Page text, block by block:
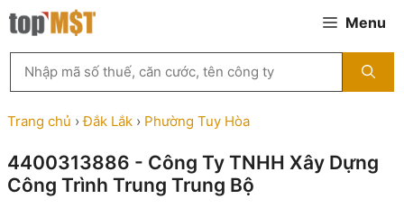
Chuyển
đến
Menu
kiếm
MST
theo
tên
ty,
người
Trang chủ ›Đắk Lắk › Phường Tuy Hòa
4400313886 - Công Ty TNHH Xây Dựng
Công Trình Trung Trung Bộ